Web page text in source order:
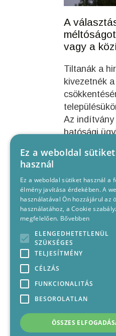
A
vagy a
Tiltanák a
kivezetnék
Az indítvány
hatósági
KORÁBBI
Életbe lép
Ez a weboldal sütiket
használ
Ez a weboldal sütiket használ a
élmény javítása érdekében. A
használatával Ön hozzájárul az
használatához, a Cookie
megfelelően. Bővebben
ELENGEDHETETLENÜL
SZÜKSÉGES
TELJESÍTMÉNY
CÉLZÁS
FUNKCIONALITÁS
BESOROLATLAN
ÖSSZES